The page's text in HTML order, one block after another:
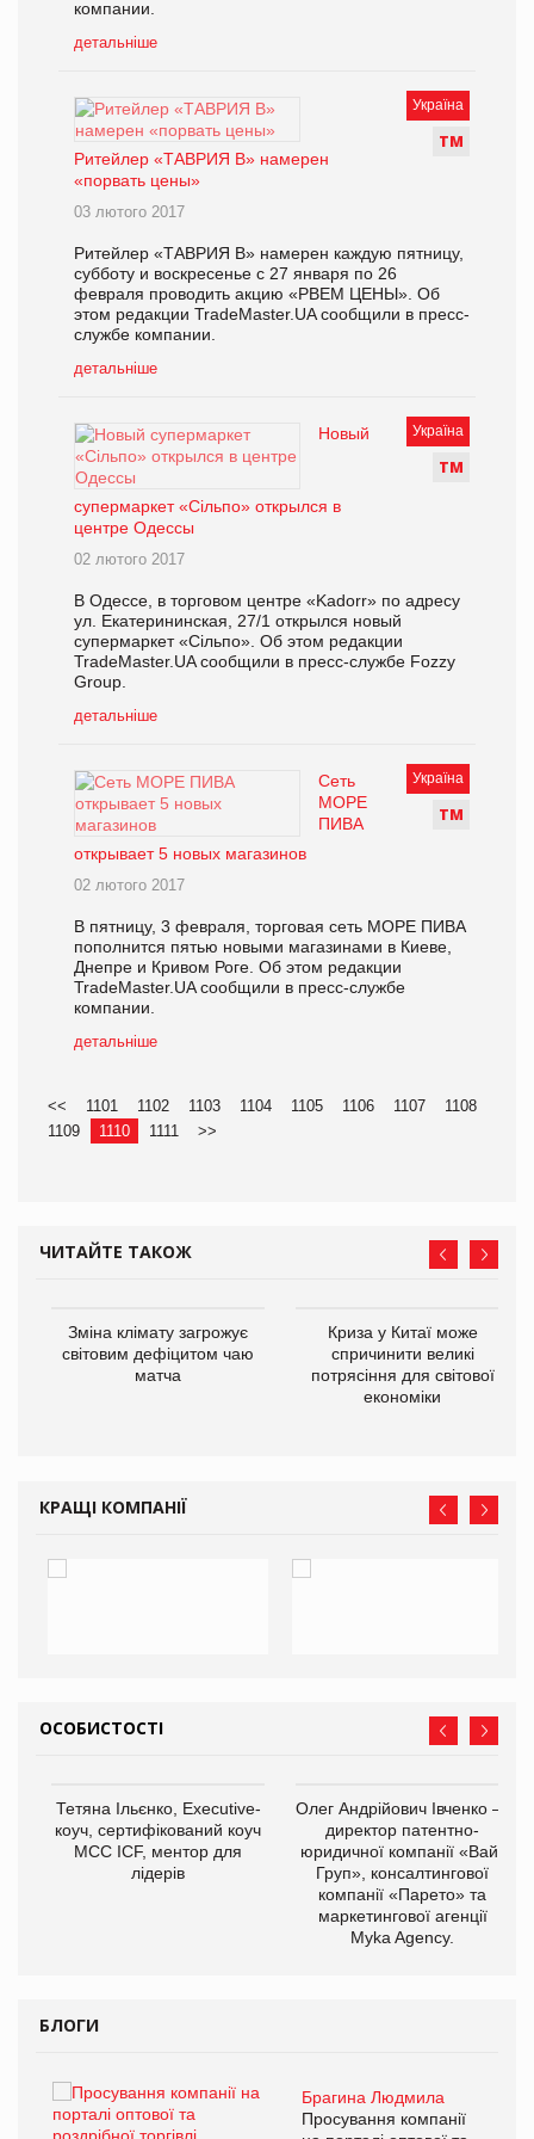
компании.
детальніше
Україна
ТМ
Ритейлер «ТАВРИЯ В» намерен
«порвать цены»
03 лютого 2017
Ритейлер «ТАВРИЯ В» намерен каждую пятницу,
субботу и воскресенье с 27 января по 26
февраля проводить акцию «РВЕМ ЦЕНЫ». Об
этом редакции TradeMaster.UA сообщили в пресс-
службе компании.
детальніше
Україна
ТМ
Новый
супермаркет «Сільпо» открылся в
центре Одессы
02 лютого 2017
В Одессе, в торговом центре «Kadorr» по адресу
ул. Екатерининская, 27/1 открылся новый
супермаркет «Сільпо». Об этом редакции
TradeMaster.UA сообщили в пресс-службе Fozzy
Group.
детальніше
Україна
ТМ
Сеть
МОРЕ
ПИВА
открывает 5 новых магазинов
02 лютого 2017
В пятницу, 3 февраля, торговая сеть МОРЕ ПИВА
пополнится пятью новыми магазинами в Киеве,
Днепре и Кривом Роге. Об этом редакции
TradeMaster.UA сообщили в пресс-службе
компании.
детальніше
<< 1101 1102 1103 1104 1105 1106 1107
1108
1109
1110 1111 >>
ЧИТАЙТЕ ТАКОЖ
Зміна клімату загрожує
світовим дефіцитом чаю
матча
Криза у Китаї може
спричинити великі
потрясіння для світової
економіки
КРАЩІ КОМПАНІЇ
ОСОБИСТОСТІ
Тетяна Ільєнко, Executive-
коуч, сертифікований коуч
МСС ICF, ментор для
лідерів
Олег Андрійович Івченко —
директор патентно-
юридичної компанії «Вайз
Груп», консалтингової
компанії «Парето» та
маркетингової агенції
Myka Agency.
БЛОГИ
Брагина Людмила
Просування компанії